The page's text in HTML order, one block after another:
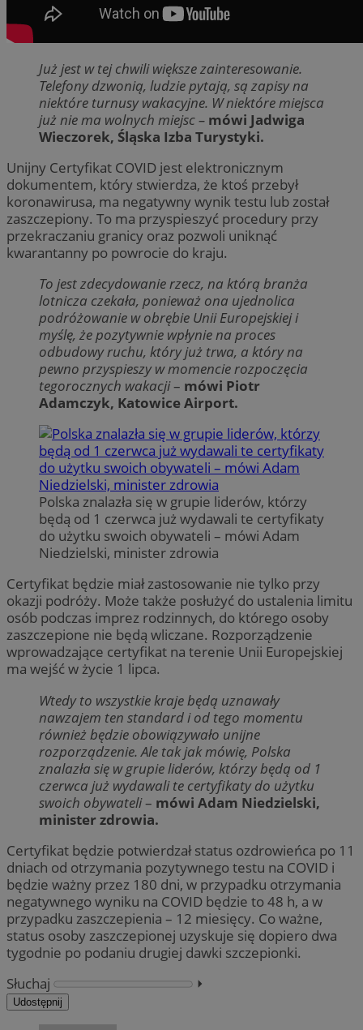
Już jest w tej chwili większe zainteresowanie.
Telefony dzwonią, ludzie pytają, są zapisy na
niektóre turnusy wakacyjne. W niektóre miejsca
już nie ma wolnych miejsc – mówi Jadwiga
Wieczorek, Śląska Izba Turystyki.
Unijny Certyfikat COVID jest elektronicznym
dokumentem, który stwierdza, że ktoś przebył
koronawirusa, ma negatywny wynik testu lub został
zaszczepiony. To ma przyspieszyć procedury przy
przekraczaniu granicy oraz pozwoli uniknąć
kwarantanny po powrocie do kraju.
To jest zdecydowanie rzecz, na którą branża
lotnicza czekała, ponieważ ona ujednolica
podróżowanie w obrębie Unii Europejskiej i
myślę, że pozytywnie wpłynie na proces
odbudowy ruchu, który już trwa, a który na
pewno przyspieszy w momencie rozpoczęcia
tegorocznych wakacji– mówi Piotr
Adamczyk, Katowice Airport.
Polska znalazła się w grupie liderów, którzy
będą od 1 czerwca już wydawali te certyfikaty
do użytku swoich obywateli – mówi Adam
Niedzielski, minister zdrowia
Certyfikat będzie miał zastosowanie nie tylko przy
okazji podróży. Może także posłużyć do ustalenia limitu
osób podczas imprez rodzinnych, do którego osoby
zaszczepione nie będą wliczane. Rozporządzenie
wprowadzające certyfikat na terenie Unii Europejskiej
ma wejść w życie 1 lipca.
Wtedy to wszystkie kraje będą uznawały
nawzajem ten standard i od tego momentu
również będzie obowiązywało unijne
rozporządzenie. Ale tak jak mówię, Polska
znalazła się w grupie liderów, którzy będą od 1
czerwca już wydawali te certyfikaty do użytku
swoich obywateli– mówi Adam Niedzielski,
minister zdrowia.
Certyfikat będzie potwierdzał status ozdrowieńca po 11
dniach od otrzymania pozytywnego testu na COVID i
będzie ważny przez 180 dni, w przypadku otrzymania
negatywnego wyniku na COVID będzie to 48 h, a w
przypadku zaszczepienia – 12 miesięcy. Co ważne,
status osoby zaszczepionej uzyskuje się dopiero dwa
tygodnie po podaniu drugiej dawki szczepionki.
Słuchaj
⏵︎
Udostępnij